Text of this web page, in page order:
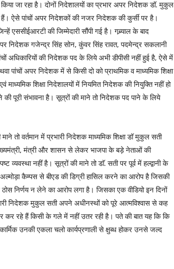
जा रहा है। दोनों निदेशालयों का प्रभार अपर निदेशक डॉ. मुकुल
ऐसे पांचों अपर निदेशकों की नजर निदेशक की कुर्सी पर है।
एससीईआरटी की जिम्मेदारी सौंपी गई है। गब्र्याल के बाद
निदेशक गजेन्द्र सिंह सोन, कुंवर सिंह रावत, पदमेन्द्र सकलानी
अधिकारियों की निदेशक पद के लिये अभी डीपीसी नहीं हुई है, ऐसे में
पांचों अपर निदेशक में से किसी दो को प्राथमिक व माध्यमिक शिक्षा
शिक्षा निदेशालयों में नियमित निदेशक की नियुक्ति नहीं हो
की पूरी संभावना है। सूत्रों की माने तो निदेशक पद पाने के लिये
तो वर्तमान में प्रभारी निदेशक माध्यमिक शिक्षा डॉ मुकुल सती
मंत्री और शासन से लेकर भाजपा के बड़े नेताओं की
व्यवस्था नहीं है। सूत्रों की माने तो डाॅ. सती पर पूर्व में हल्द्वानी के
कैम्पस से बीएड की डिग्री हासिल करने का आरोप है जिसकी
निर्णय न लेने का आरोप लगा है। जिसका एक वीडियो इन दिनों
निदेशक मुकुल सती अपने अधीनस्थों को पूरे आत्मविश्वास से कह
कर रहे हैं किसी के गले में नहीं उतर रही है। पते की बात यह कि कि
उनकी एकला चलो कार्यप्रणाली से क्षुब्ध होकर उनसे जल्द